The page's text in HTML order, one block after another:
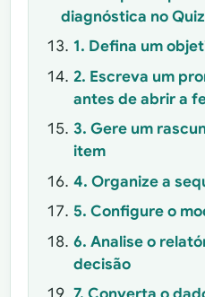
diagnóstica no
1. Defina um
2. Escreva um
antes de abrir a
3. Gere um
item
4. Organize a
5. Configure o
6. Analise o
decisão